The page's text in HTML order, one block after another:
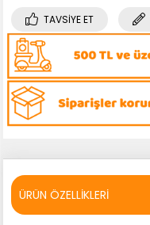
TAVSIYE ET
ÜRÜN ÖZELLIKLERI